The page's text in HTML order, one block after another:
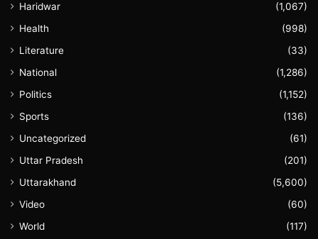
Haridwar
(1,067)
Health
(998)
Literature
(33)
National
(1,286)
Politics
(1,152)
Sports
(136)
Uncategorized
(61)
Uttar Pradesh
(201)
Uttarakhand
(5,600)
Video
(60)
World
(117)